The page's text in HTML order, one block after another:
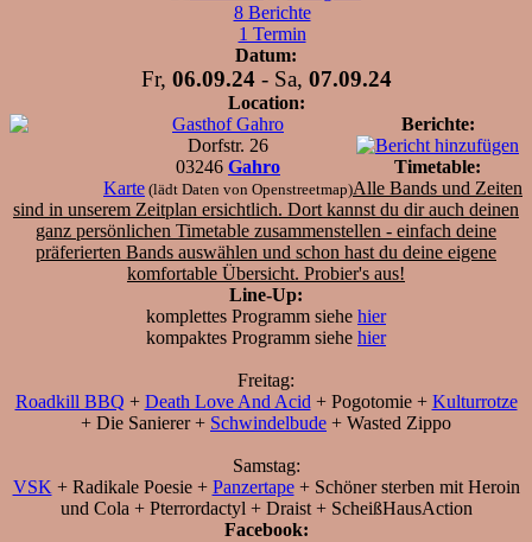
8 Berichte
1 Termin
Datum:
Fr, 06.09.24- Sa, 07.09.24
Location:
Gasthof Gahro
Dorfstr. 26
03246 Gahro
Karte (lädt Daten von Openstreetmap)
Berichte:
Timetable:
Alle Bands und Zeiten
sind in unserem Zeitplan ersichtlich. Dort kannst du dir auch deinen
ganz persönlichen Timetable zusammenstellen - einfach deine
präferierten Bands auswählen und schon hast du deine eigene
komfortable Übersicht. Probier's aus!
Line-Up:
komplettes Programm siehe hier
kompaktes Programm siehe hier
Freitag:
Roadkill BBQ + Death Love And Acid + Pogotomie + Kulturrotze
+ Die Sanierer + Schwindelbude + Wasted Zippo
Samstag:
VSK + Radikale Poesie + Panzertape+ Schöner sterben mit Heroin
und Cola + Pterrordactyl + Draist + ScheißHausAction
Facebook: